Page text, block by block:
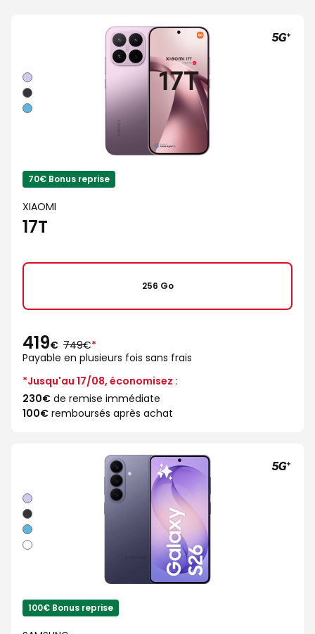
Violet
Noir
Bleu
70€ Bonus reprise
XIAOMI
17T
256 Go
419€ au
lieu
de
749€*
Payable en plusieurs fois sans frais
*Jusqu'au 17/08, économisez :
230€ de remise immédiate
100€ remboursés après achat
Violet
Noir
Bleu
Blanc
100€ Bonus reprise